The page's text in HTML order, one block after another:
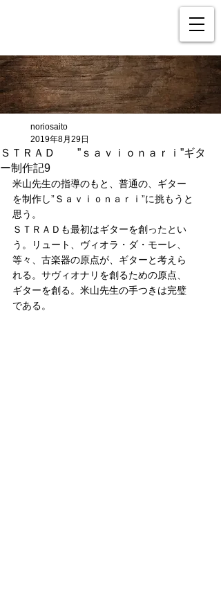
ＳＴＲＡＤ ”ｓａｖｉｏｎａｒｉ”ギタ
ー制作記9
noriosaito
2019年8月29日
米山先生の指導のもと、普通の、ギター
を制作し”Ｓａｖｉｏｎａｒｉ”に挑もうと
思う。
ＳＴＲＡＤも最初はギターを創ったとい
う。リュート、ヴィオラ・ダ・モーレ、
等々、古楽器の原点が、ギターと考えら
れる。サヴィオナリを創るための原点、
ギターを創る。米山先生の手つきは完璧
である。